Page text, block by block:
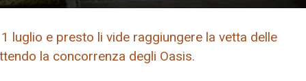
luglio e presto li vide raggiungere la vetta delle
la concorrenza degli Oasis.